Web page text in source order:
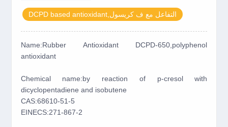
DCPD based antioxidant,التفاعل مع ف كريسول
Name:Rubber Antioxidant DCPD-650,polyphenol
antioxidant
Chemical name:by reaction of p-cresol with
dicyclopentadiene and isobutene
CAS:68610-51-5
EINECS:271-867-2